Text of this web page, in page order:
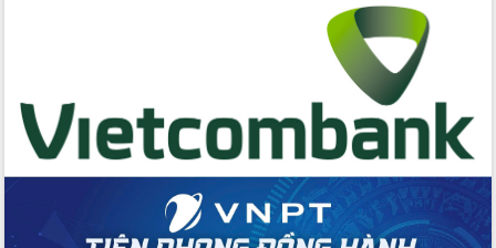
Chuyển đổi số thư viện: Mở rộng
không gian tri thức trong thời đại số
Đánh giá, rút kinh nghiệm công tác tổ
chức diễn tập trước ngày bầu cử
Chương trình “Gặp gỡ hữu nghị –
Friendship Meeting New Year 2026”